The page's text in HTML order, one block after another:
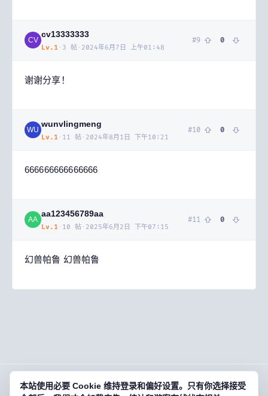
本站使用必要 Cookie 维持登录和偏好设置。只有你选择接受
CV
cv13333333
Lv. 1 · 3 帖 · 2024年6月7日 上午01:48
#9 0
谢谢分享！
WU
wunvlingmeng
Lv. 1 · 11 帖 · 2024年8月1日 下午10:21
#10 0
666666666666666
AA
aa123456789aa
Lv. 1 · 10 帖 · 2025年6月2日 下午07:15
#11 0
幻兽帕鲁 幻兽帕鲁